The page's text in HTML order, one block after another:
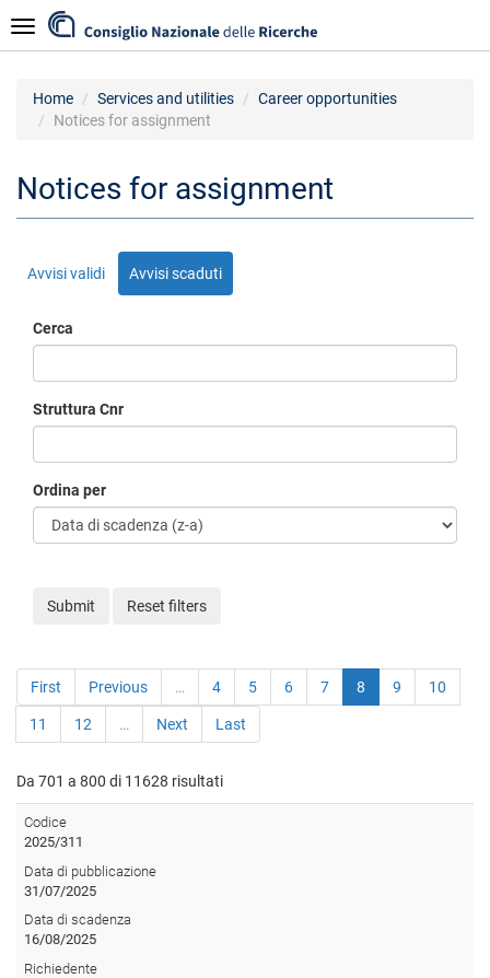
to
main
Navigazione
Home Services and utilities
Career opportunities
Notices for assignment
Notices for assignment
Avvisi validi Avvisi scaduti
Cerca
Struttura Cnr
Ordina per
Submit Reset filters
First Previous … 4 5 6 7 8 9 10
11 12 … Next Last
Da 701 a 800 di 11628 risultati
Codice
2025/311
Data di pubblicazione
31/07/2025
Data di scadenza
16/08/2025
Richiedente